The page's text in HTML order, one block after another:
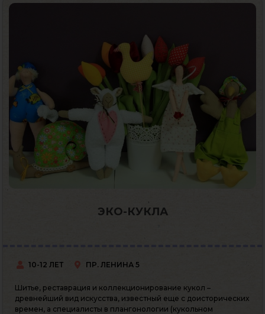
ЭКО-КУКЛА
10-12 ЛЕТ ПР. ЛЕНИНА 5
Шитье, реставрация и коллекционирование кукол –
древнейший вид искусства, известный еще с доисторических
времен, а специалисты в плангонологии (кукольном